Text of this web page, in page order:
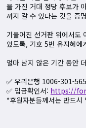
을 가진 거대 정당 후보가
까지 갈 수 있다는 것을 증
기울어진 선거판 위에서도
있도록, 기호 5번 유지혜에
얼마 남지 않은 기간 동안
✅ 우리은행 1006-301-
✅ 입금확인서: https://
*후원자분들께서는 반드시